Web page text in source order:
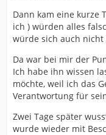
Dann kam eine kurze
ich ) würden alles
würde sich auch
Da war bei mir der
Ich habe ihn wissen
möchte, weil ich das
Verantwortung für
Zwei Tage später
wurde wieder mit